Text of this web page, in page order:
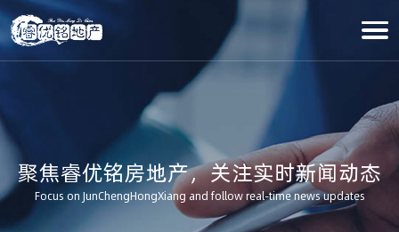
聚焦睿优铭房地产，关注实时新闻动态
Focus on JunChengHongXiang and follow real-time news updates